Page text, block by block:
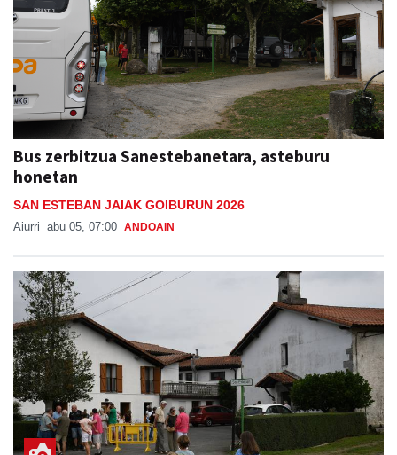
Bus zerbitzua Sanestebanetara, asteburu
honetan
SAN ESTEBAN JAIAK GOIBURUN 2026
Aiurri abu 05, 07:00 ANDOAIN